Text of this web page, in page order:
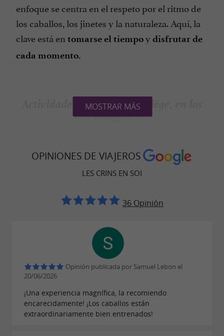
enfoque se centra en el respeto por el ritmo de
los caballos, los jinetes y la naturaleza. Aquí, la
clave está en tomarse el tiempoy disfrutar de
cada momento.
Actividades ecuestres en Ariège, en los
Pirineos
actividades ecuestres adaptadas a todos los
paisajes de Couserans y Ariège a caballo.
enriquecedores paseos a las puertas de los
Clases de equitación:Aprende a montar a
caballo con suavidad y delicadeza en un
entorno idílico
MOSTRAR MÁS
OPINIONES DE VIAJEROS
LES CRINS EN SOI
36 Opinión
Opinión publicada por Samuel Lebon el
20/06/2026
¡Una experiencia magnífica, la recomiendo
encarecidamente! ¡Los caballos están
extraordinariamente bien entrenados!